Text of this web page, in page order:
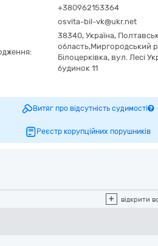
+380962153364
osvita-bil-vk@ukr.net
38340, Україна,
область,Миргородський
Білоцерківка, вул. Лесі
будинок 11
Витяг про відсутність судимості
Реєстр корупційних порушників
+ відкрити